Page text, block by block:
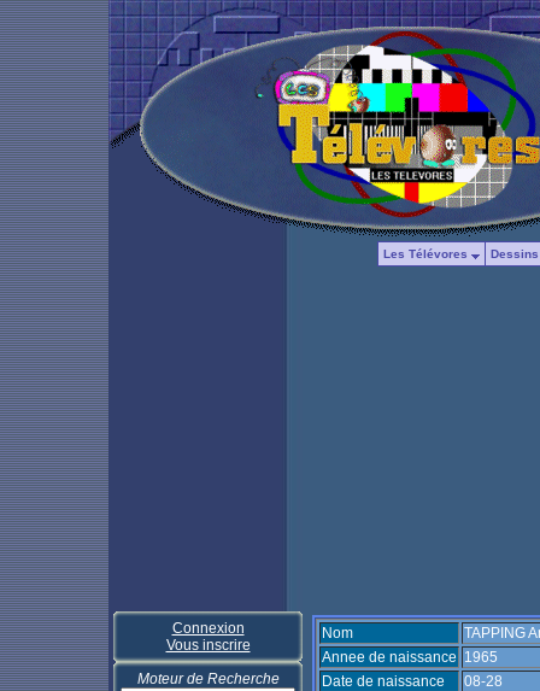
Les Télévores
Connexion
Vous inscrire
Moteur de Recherche
Nom
TAPPING
Annee de naissance 1965
Date de naissance
08-28